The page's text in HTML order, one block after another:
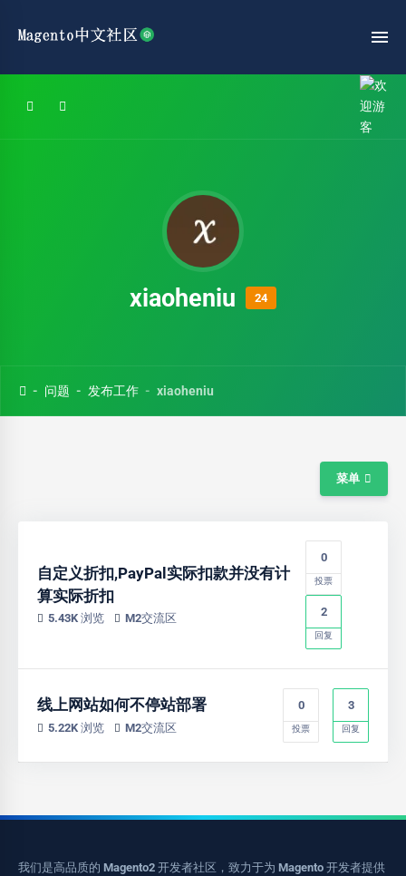
xiaoheniu 24
问题 发布工作 xiaoheniu
菜单
自定义折扣,PayPal实际扣款并没有计
算实际折扣
5.43K 浏览 M2交流区
0
投票
2
回复
线上网站如何不停站部署
5.22K 浏览 M2交流区
0
投票
3
回复
我们是高品质的 Magento2 开发者社区，致力于为 Magento 开发者提供